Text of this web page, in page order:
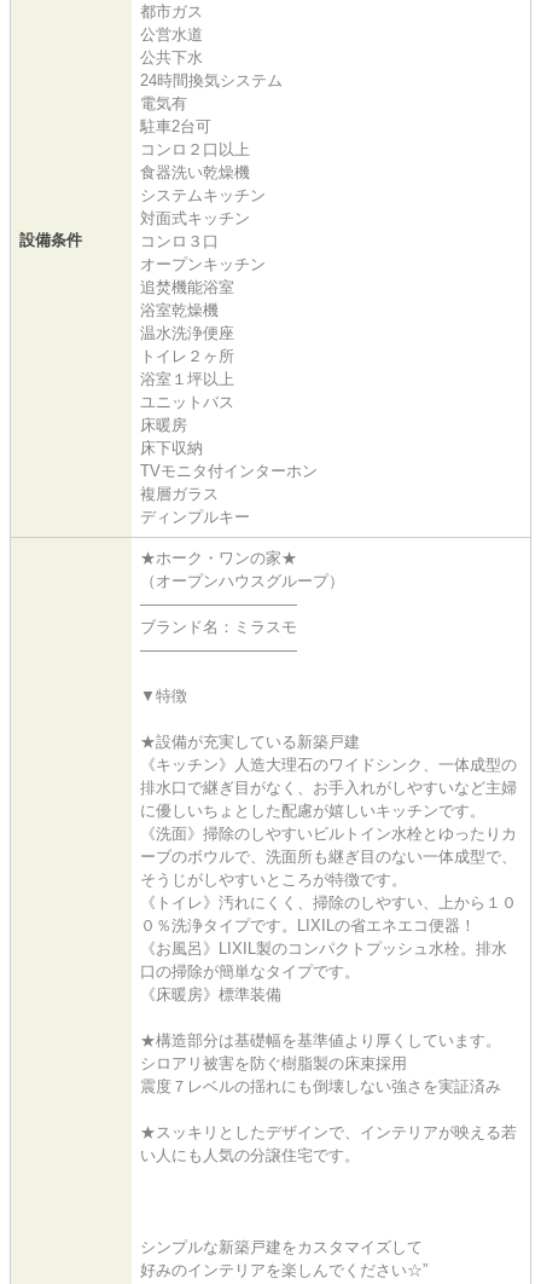
設備条件
都市ガス
公営水道
公共下水
24時間換気システム
電気有
駐車2台可
コンロ２口以上
食器洗い乾燥機
システムキッチン
対面式キッチン
コンロ３口
オープンキッチン
追焚機能浴室
浴室乾燥機
温水洗浄便座
トイレ２ヶ所
浴室１坪以上
ユニットバス
床暖房
床下収納
TVモニタ付インターホン
複層ガラス
ディンプルキー
★ホーク・ワンの家★
（オープンハウスグループ）
――――――――――
ブランド名：ミラスモ
――――――――――
▼特徴
★設備が充実している新築戸建
《キッチン》人造大理石のワイドシンク、一体成型の
排水口で継ぎ目がなく、お手入れがしやすいなど主婦
に優しいちょとした配慮が嬉しいキッチンです。
《洗面》掃除のしやすいビルトイン水栓とゆったりカ
ーブのボウルで、洗面所も継ぎ目のない一体成型で、
そうじがしやすいところが特徴です。
《トイレ》汚れにくく、掃除のしやすい、上から１０
０％洗浄タイプです。LIXILの省エネエコ便器！
《お風呂》LIXIL製のコンパクトプッシュ水栓。排水
口の掃除が簡単なタイプです。
《床暖房》標準装備
★構造部分は基礎幅を基準値より厚くしています。
シロアリ被害を防ぐ樹脂製の床束採用
震度７レベルの揺れにも倒壊しない強さを実証済み
★スッキリとしたデザインで、インテリアが映える若
い人にも人気の分譲住宅です。
シンプルな新築戸建をカスタマイズして
好みのインテリアを楽しんでください☆”